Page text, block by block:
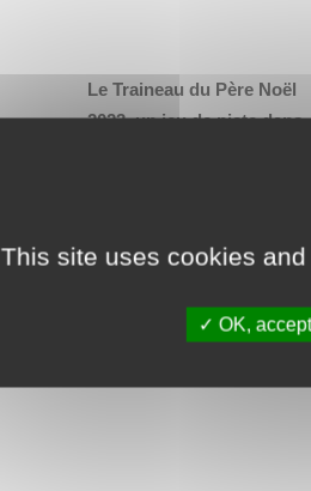
Le Traineau du Père Noël
2023, un jeu de piste dans
This site uses cookies
OK,